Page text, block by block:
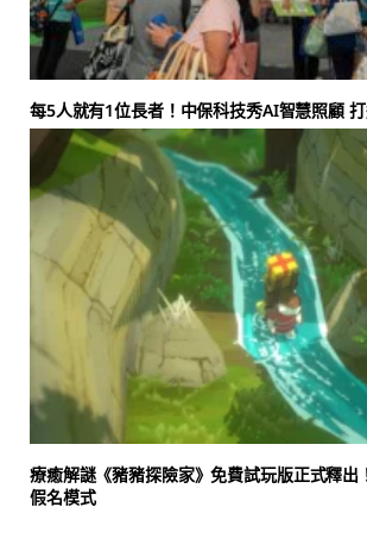
每5人就有1位長者！中保科技秀AI智慧照顧
療癒解謎《豬豬探險家》免費試玩版正式釋出
假名模式